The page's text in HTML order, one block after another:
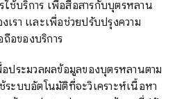
ใช้บริการ เพื่อสื่อสารกับบุตรหลาน
เรา และเพื่อช่วยปรับปรุงความ
อของบริการ
อประมวลผลข้อมูลของบุตรหลานตาม
ระบบอัตโนมัติที่จะวิเคราะห์เนื้อหา